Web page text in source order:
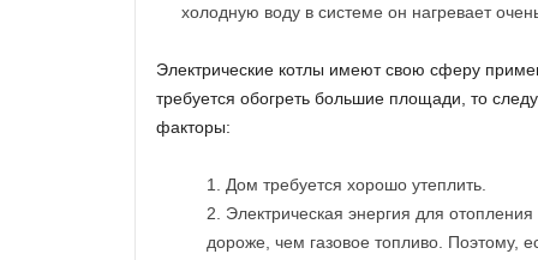
холодную воду в системе он нагревает
Электрические котлы имеют свою сферу
требуется обогреть большие площади, то
факторы:
Дом требуется хорошо утеплить.
Электрическая энергия для отопления
дороже, чем газовое топливо. Поэтому,